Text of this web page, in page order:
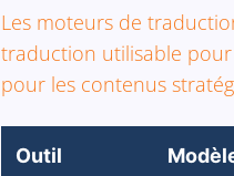
Les moteurs de
traduction utilisable
pour les contenus
Outil